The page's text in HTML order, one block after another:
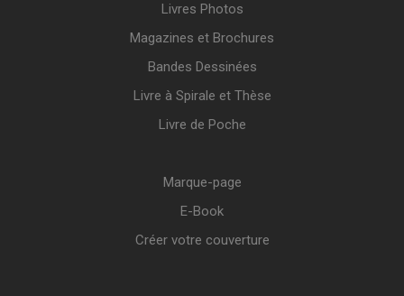
Livres Photos
Magazines et Brochures
Bandes Dessinées
Livre à Spirale et Thèse
Livre de Poche
Marque-page
E-Book
Créer votre couverture